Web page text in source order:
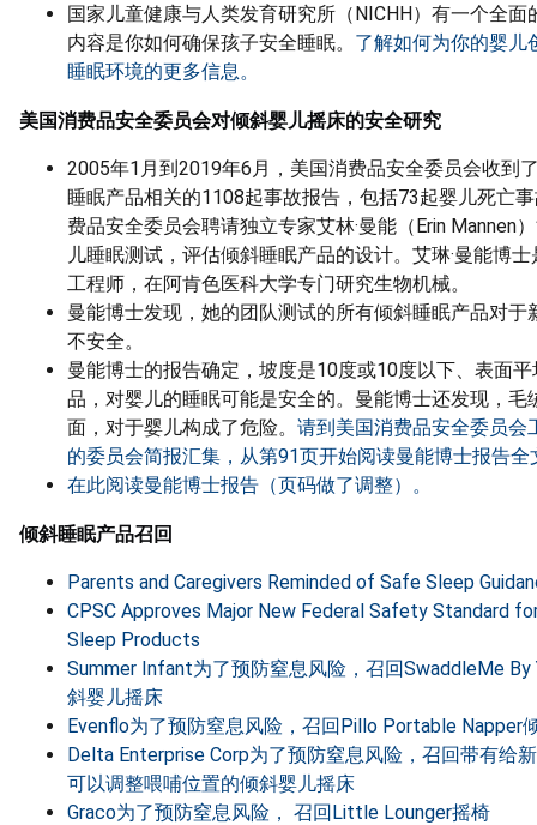
国家儿童健康与人类发育研究所（NICHH）有一个全面
内容是你如何确保孩子安全睡眠。 了解如何为你的婴儿
睡眠环境的更多信息。
美国消费品安全委员会对倾斜婴儿摇床的安全研究
2005年1月到2019年6月，美国消费品安全委员会收到
睡眠产品相关的1108起事故报告，包括73起婴儿死亡
费品安全委员会聘请独立专家艾林·曼能（Erin Mannen
儿睡眠测试，评估倾斜睡眠产品的设计。艾琳·曼能博
工程师，在阿肯色医科大学专门研究生物机械。
曼能博士发现，她的团队测试的所有倾斜睡眠产品对于
不安全。
曼能博士的报告确定，坡度是10度或10度以下、表面
品，对婴儿的睡眠可能是安全的。曼能博士还发现，毛
面，对于婴儿构成了危险。 请到美国消费品安全委员会
的委员会简报汇集，从第91页开始阅读曼能博士报告全
在此阅读曼能博士报告（页码做了调整）。
倾斜睡眠产品召回
Parents and Caregivers Reminded of Safe Sleep
CPSC Approves Major New Federal Safety Standard
Sleep Products
Summer Infant为了预防窒息风险，召回SwaddleMe By
斜婴儿摇床
Evenflo为了预防窒息风险，召回Pillo Portable Napper
Delta Enterprise Corp为了预防窒息风险，召回带有给
可以调整喂哺位置的倾斜婴儿摇床
Graco为了预防窒息风险， 召回Little Lounger摇椅